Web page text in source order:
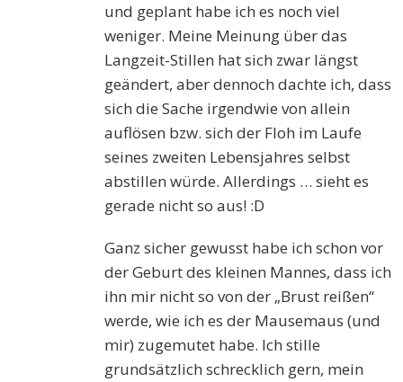
und geplant habe ich es noch viel
weniger. Meine Meinung über das
Langzeit-Stillen hat sich zwar längst
geändert, aber dennoch dachte ich, dass
sich die Sache irgendwie von allein
auflösen bzw. sich der Floh im Laufe
seines zweiten Lebensjahres selbst
abstillen würde. Allerdings … sieht es
gerade nicht so aus! :D
Ganz sicher gewusst habe ich schon vor
der Geburt des kleinen Mannes, dass ich
ihn mir nicht so von der „Brust reißen“
werde, wie ich es der Mausemaus (und
mir) zugemutet habe. Ich stille
grundsätzlich schrecklich gern, mein